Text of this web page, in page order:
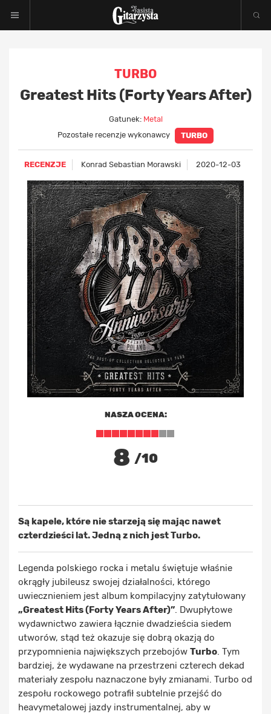
TURBO
Greatest Hits (Forty Years After)
Gatunek: Metal
Pozostałe recenzje wykonawcy
TURBO
RECENZJE Konrad Sebastian Morawski 2020-12-03
NASZA OCENA:
8 /10
Są kapele, które nie starzeją się mając nawet
czterdzieści lat. Jedną z nich jest Turbo.
Legenda polskiego rocka i metalu świętuje właśnie
okrągły jubileusz swojej działalności, którego
uwiecznieniem jest album kompilacyjny zatytułowany
„Greatest Hits (Forty Years After)”. Dwupłytowe
wydawnictwo zawiera łącznie dwadzieścia siedem
utworów, stąd też okazuje się dobrą okazją do
przypomnienia największych przebojów Turbo. Tym
bardziej, że wydawane na przestrzeni czterech dekad
materiały zespołu naznaczone były zmianami. Turbo od
zespołu rockowego potrafił subtelnie przejść do
heavymetalowej jazdy instrumentalnej, aby w